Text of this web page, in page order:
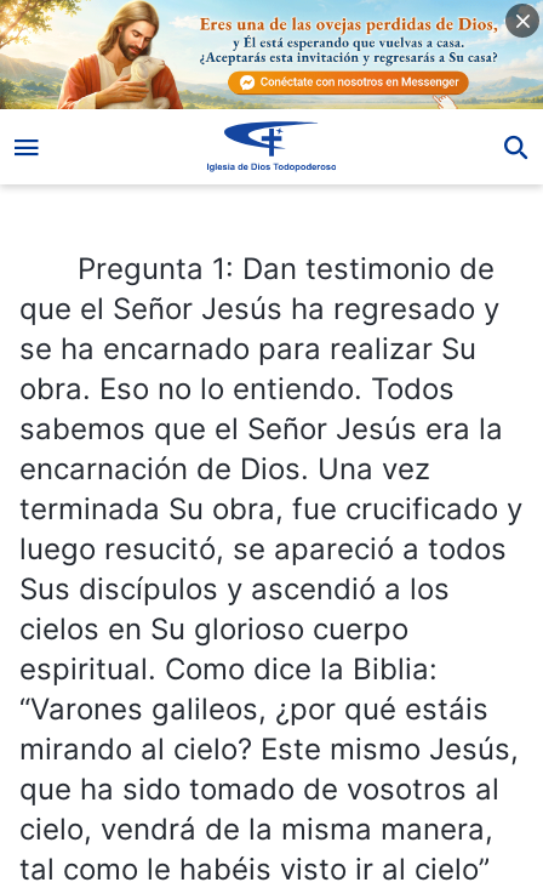
Pregunta 1: Dan testimonio de
que el Señor Jesús ha regresado y
se ha encarnado para realizar Su
obra. Eso no lo entiendo. Todos
sabemos que el Señor Jesús era la
encarnación de Dios. Una vez
terminada Su obra, fue crucificado y
luego resucitó, se apareció a todos
Sus discípulos y ascendió a los
cielos en Su glorioso cuerpo
espiritual. Como dice la Biblia:
“Varones galileos, ¿por qué estáis
mirando al cielo? Este mismo Jesús,
que ha sido tomado de vosotros al
cielo, vendrá de la misma manera,
tal como le habéis visto ir al cielo”